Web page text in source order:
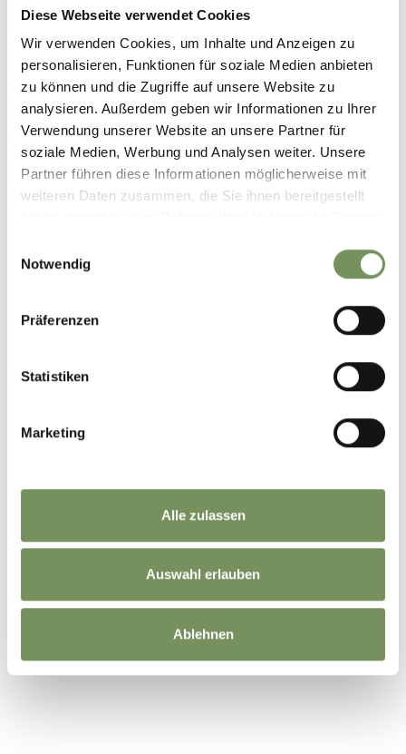
Diese Webseite verwendet Cookies
Wir verwenden Cookies, um Inhalte und Anzeigen zu
personalisieren, Funktionen für soziale Medien anbieten
zu können und die Zugriffe auf unsere Website zu
analysieren. Außerdem geben wir Informationen zu Ihrer
Verwendung unserer Website an unsere Partner für
soziale Medien, Werbung und Analysen weiter. Unsere
Partner führen diese Informationen möglicherweise mit
weiteren Daten zusammen, die Sie ihnen bereitgestellt
Notwendig
Präferenzen
Statistiken
Marketing
Alle zulassen
Auswahl erlauben
Ablehnen
info@vigilio.com
WAR DER INHALT FÜR DICH HILFREICH?